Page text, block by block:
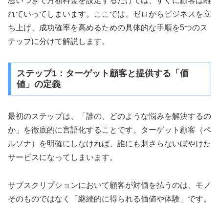
れていってしまいます。ここでは、ゼロからビジネスを立
ち上げ、成功確率を高めるための具体的な手順を5つのス
テップに分けて解説します。
ステップ1：ターゲット顧客と提供する「価
値」の定義
最初のステップは、「誰の、どのような悩みを解決するの
か」を徹底的に言語化することです。ターゲット顧客（ペ
ルソナ）を明確にしなければ、誰にも刺さらないぼやけた
サービスになってしまいます。
サブスクリプションにおいて顧客が対価を払うのは、モノ
そのものではなく「継続的に得られる価値や体験」です。